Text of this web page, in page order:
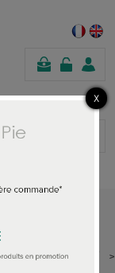
panier
- COUSSINS -